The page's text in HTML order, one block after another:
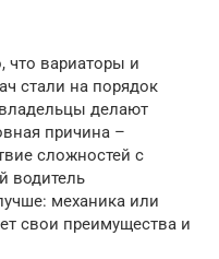
что вариаторы и
стали на порядок
делают
причина –
сложностей с
водитель
механика или
свои преимущества и